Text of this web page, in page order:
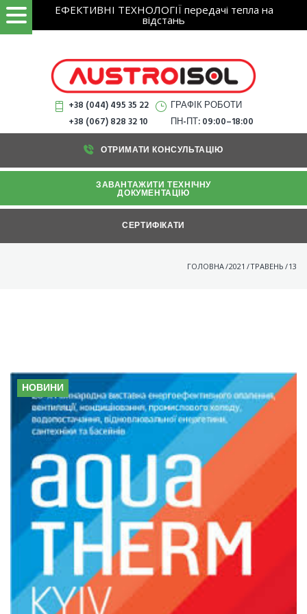
Skip
to
ЕФЕКТИВНІ ТЕХНОЛОГІЇ передачі тепла на
відстань
ЗНАЙТИ
+38 (044) 495 35 22
+38 (067) 828 32 10
ГРАФІК РОБОТИ
ПН-ПТ: 09:00–18:00
ОТРИМАТИ КОНСУЛЬТАЦІЮ
ЗАВАНТАЖИТИ ТЕХНІЧНУ
ДОКУМЕНТАЦІЮ
СЕРТИФІКАТИ
ГОЛОВНА/2021 /ТРАВЕНЬ /13
НОВИНИ